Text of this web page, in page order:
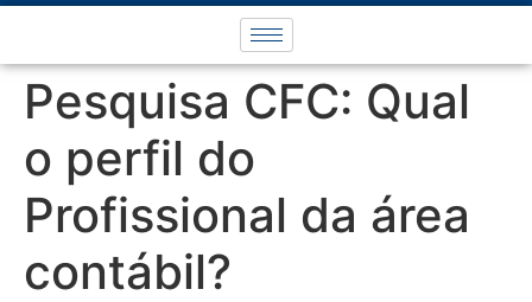
Pesquisa CFC: Qual
o perfil do
Profissional da área
contábil?